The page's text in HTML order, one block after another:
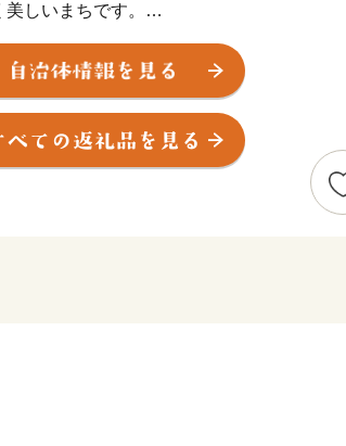
しいまちです。
区
府がおかれ、121年となる現在は赤れんが
んがパークをはじめ、町のあちこちに当時の
軍ゆかりの街並みを海から眺める遊覧船が人